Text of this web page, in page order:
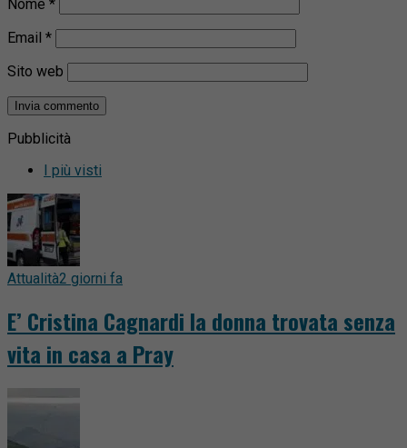
Nome *
Email *
Sito web
Pubblicità
I più visti
Attualità2 giorni fa
E’ Cristina Cagnardi la donna trovata senza
vita in casa a Pray